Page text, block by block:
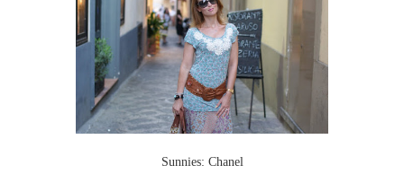
Sunnies: Chanel